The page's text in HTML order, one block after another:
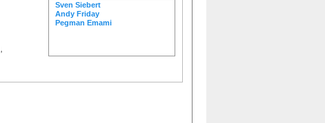
Sven Siebert
Andy Friday
Pegman Emami